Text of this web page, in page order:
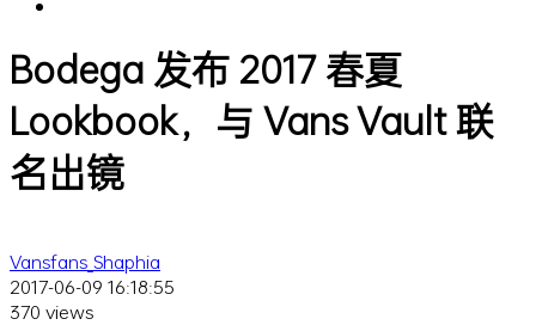
Bodega 发布 2017 春夏
Lookbook，与 Vans Vault 联
名出镜
Vansfans_Shaphia
2017-06-09 16:18:55
370 views